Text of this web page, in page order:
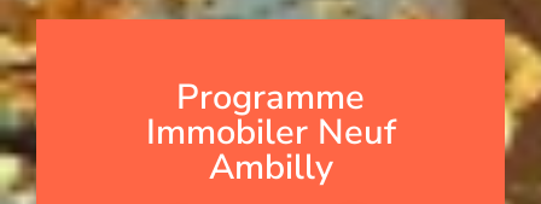
Programme
Immobiler Neuf
Ambilly